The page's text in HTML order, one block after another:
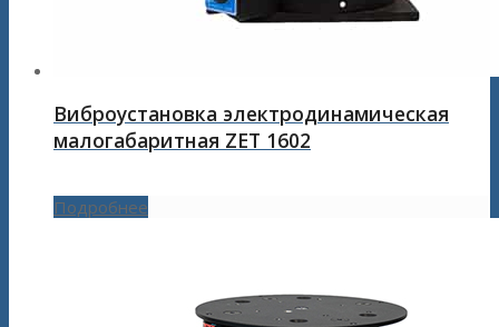
Виброустановка электродинамическая
малогабаритная ZET 1602
Подробнее